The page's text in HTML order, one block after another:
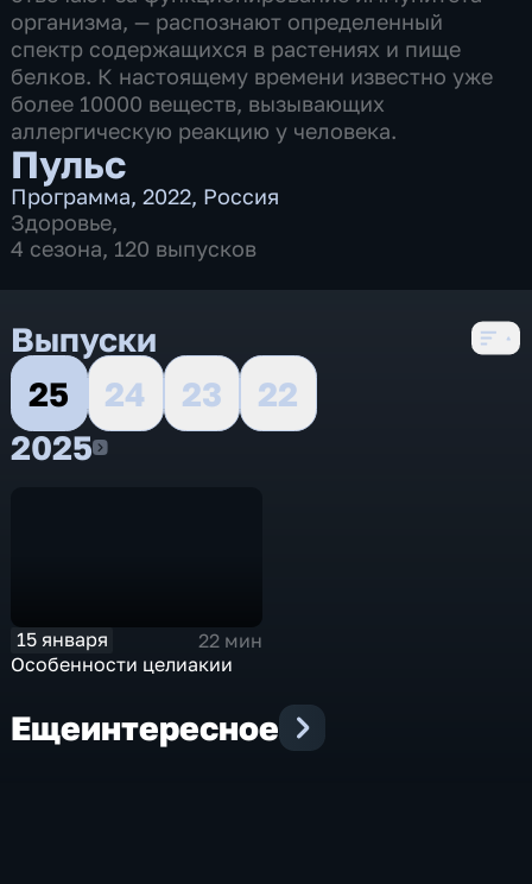
организма, — распознают определенный
спектр содержащихся в растениях и пище
белков. К настоящему времени известно уже
более 10000 веществ, вызывающих
аллергическую реакцию у человека.
Пульс
Программа,2022, Россия
Здоровье,
4 сезона, 120 выпусков
Выпуски
25
24 23
22
20252025
15 января
22 мин
Особенности целиакии
Ещеинтересное